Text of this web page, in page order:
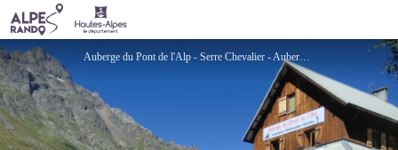
Auberge du Pont de l'Alp
Auberge du Pont de l'Alp - Serre Chevalier - Auberge du Pont de l'Alp